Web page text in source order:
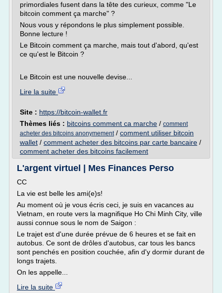
primordiales fusent dans la tête des curieux, comme "Le
bitcoin comment ça marche" ?
Nous vous y répondons le plus simplement possible.
Bonne lecture !
Le Bitcoin comment ça marche, mais tout d'abord, qu'est
ce qu'est le Bitcoin ?
Le Bitcoin est une nouvelle devise...
Lire la suite
Site : https://bitcoin-wallet.fr
Thèmes liés : bitcoins comment ca marche / comment
acheter des bitcoins anonymement/ comment utiliser bitcoin
wallet / comment acheter des bitcoins par carte bancaire /
comment acheter des bitcoins facilement
L'argent virtuel | Mes Finances Perso
CC
La vie est belle les ami(e)s!
Au moment où je vous écris ceci, je suis en vacances au
Vietnam, en route vers la magnifique Ho Chi Minh City, ville
aussi connue sous le nom de Saigon :
Le trajet est d'une durée prévue de 6 heures et se fait en
autobus. Ce sont de drôles d'autobus, car tous les bancs
sont penchés en position couchée, afin d'y dormir durant de
longs trajets.
On les appelle...
Lire la suite